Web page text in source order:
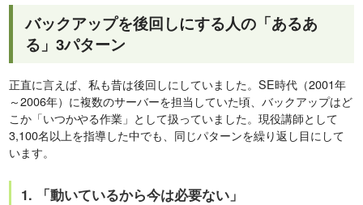
バックアップを後回しにする人の「あるあ
る」3パターン
正直に言えば、私も昔は後回しにしていました。SE時代（2001年
～2006年）に複数のサーバーを担当していた頃、バックアップはど
こか「いつかやる作業」として扱っていました。現役講師として
3,100名以上を指導した中でも、同じパターンを繰り返し目にして
います。
1. 「動いているから今は必要ない」